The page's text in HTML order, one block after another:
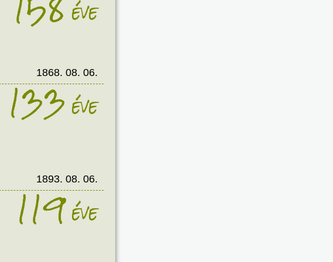
éve
1868. 08. 06.
133éve
1893. 08. 06.
119éve